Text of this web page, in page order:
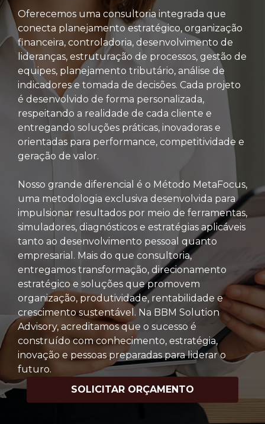
Oferecemos uma consultoria integrada que
conecta planejamento estratégico, organização
financeira, controladoria, desenvolvimento de
lideranças, estruturação de processos, gestão de
equipes, planejamento tributário, análise de
indicadores e tomada de decisões. Cada projeto
é desenvolvido de forma personalizada,
respeitando a realidade de cada cliente e
entregando soluções práticas, inovadoras e
orientadas para performance, competitividade e
geração de valor.
Nosso grande diferencial é o Método MetaFocus,
uma metodologia exclusiva desenvolvida para
impulsionar resultados por meio de ferramentas,
simuladores, diagnósticos e estratégias aplicáveis
tanto ao desenvolvimento pessoal quanto
empresarial. Mais do que consultoria,
entregamos transformação, direcionamento
estratégico e soluções que promovem
organização, produtividade, rentabilidade e
crescimento sustentável. Na BBM Solution
Advisory, acreditamos que o sucesso é
construído com conhecimento, estratégia,
inovação e pessoas preparadas para liderar o
futuro.
SOLICITAR ORÇAMENTO